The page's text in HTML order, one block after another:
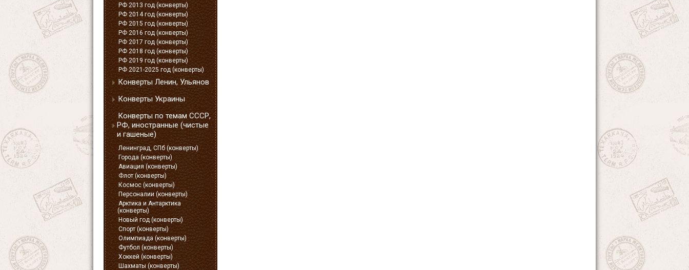
РФ 2013 год (конверты)
РФ 2014 год (конверты)
РФ 2015 год (конверты)
РФ 2016 год (конверты)
РФ 2017 год (конверты)
РФ 2018 год (конверты)
РФ 2019 год (конверты)
РФ 2021-2025 год (конверты)
Конверты Ленин, Ульянов
Конверты Украины
Конверты по темам СССР,
РФ, иностранные (чистые
и гашеные)
Ленинград, СПб (конверты)
Города (конверты)
Авиация (конверты)
Флот (конверты)
Космос (конверты)
Персоналии (конверты)
Арктика и Антарктика
(конверты)
Новый год (конверты)
Спорт (конверты)
Олимпиада (конверты)
Футбол (конверты)
Хоккей (конверты)
Шахматы (конверты)